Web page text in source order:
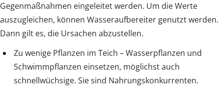
Gegenmaßnahmen eingeleitet werden. Um die Werte
auszugleichen, können Wasseraufbereiter genutzt werden.
Dann gilt es, die Ursachen abzustellen.
Zu wenige Pflanzen im Teich – Wasserpflanzen und
Schwimmpflanzen einsetzen, möglichst auch
schnellwüchsige. Sie sind Nahrungskonkurrenten.